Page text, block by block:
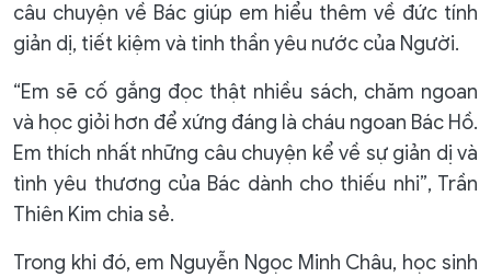
câu chuyện về Bác giúp em hiểu thêm về đức tính
giản dị, tiết kiệm và tinh thần yêu nước của Người.
“Em sẽ cố gắng đọc thật nhiều sách, chăm ngoan
và học giỏi hơn để xứng đáng là cháu ngoan Bác Hồ.
Em thích nhất những câu chuyện kể về sự giản dị và
tình yêu thương của Bác dành cho thiếu nhi”, Trần
Thiên Kim chia sẻ.
Trong khi đó, em Nguyễn Ngọc Minh Châu, học sinh